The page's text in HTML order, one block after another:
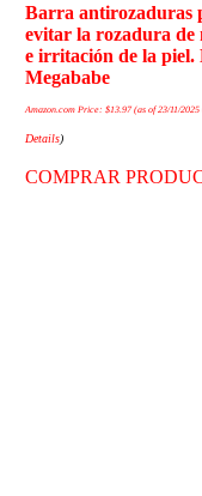
Barra antirozaduras
evitar la rozadura de
e irritación de la piel.
Megababe
Amazon.com Price:$13.97 (as of 23/11/2025
Details)
COMPRAR